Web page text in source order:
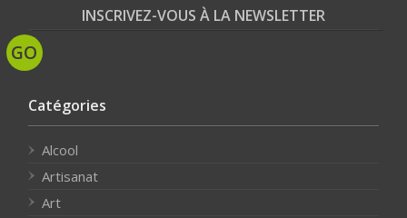
INSCRIVEZ-VOUS À LA NEWSLETTER
Catégories
Alcool
Artisanat
Art